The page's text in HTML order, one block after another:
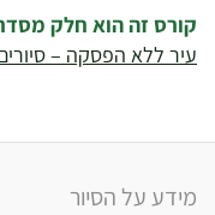
קורס זה הוא חלק
עיר ללא הפסקה –
מידע על הסיור